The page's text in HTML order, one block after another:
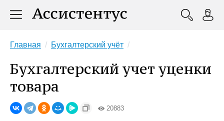
Главная Бухгалтерский учёт
Бухгалтерский учет уценки
товара
20883